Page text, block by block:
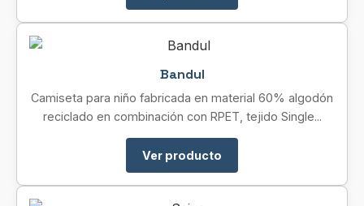
Bandul
Camiseta para niño fabricada en material 60% algodón
reciclado en combinación con RPET, tejido Single...
Ver producto